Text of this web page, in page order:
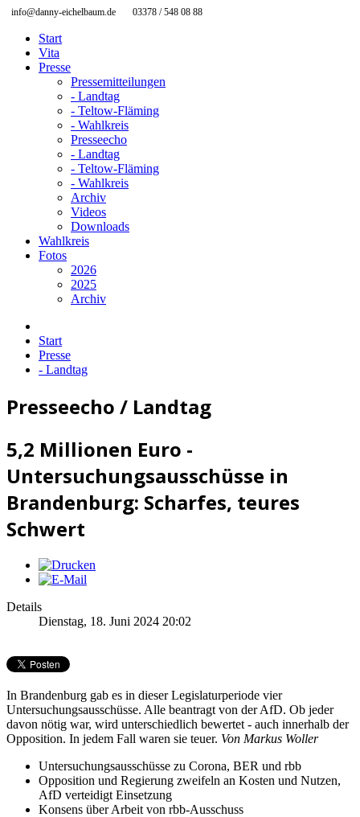
info@danny-eichelbaum.de 03378 / 548 08 88
Start
Vita
Presse
Pressemitteilungen
- Landtag
- Teltow-Fläming
- Wahlkreis
Presseecho
- Landtag
- Teltow-Fläming
- Wahlkreis
Archiv
Videos
Downloads
Wahlkreis
Fotos
2026
2025
Archiv
Start
Presse
- Landtag
Presseecho / Landtag
5,2 Millionen Euro -
Untersuchungsausschüsse in
Brandenburg: Scharfes, teures
Schwert
Details
Dienstag, 18. Juni 2024 20:02
In Brandenburg gab es in dieser Legislaturperiode vier
Untersuchungsausschüsse. Alle beantragt von der AfD. Ob jeder
davon nötig war, wird unterschiedlich bewertet - auch innerhalb der
Opposition. In jedem Fall waren sie teuer. Von Markus Woller
Untersuchungsausschüsse zu Corona, BER und rbb
Opposition und Regierung zweifeln an Kosten und Nutzen,
AfD verteidigt Einsetzung
Konsens über Arbeit von rbb-Ausschuss